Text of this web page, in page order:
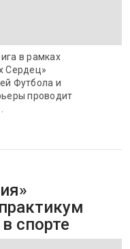
в рамках
Сердец»
Футбола и
проводит
спорте